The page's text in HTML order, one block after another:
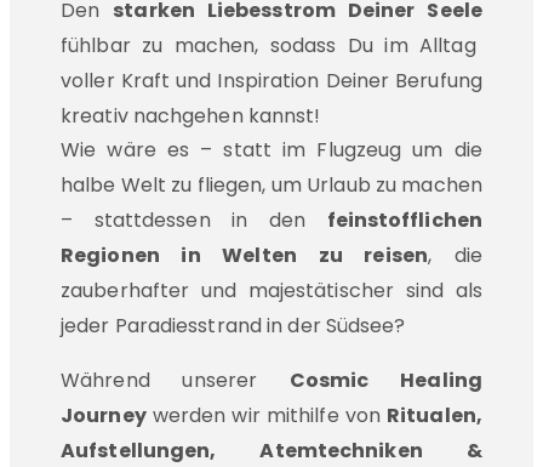
Den starken Liebesstrom Deiner Seele
fühlbar zu machen, sodass Du im Alltag
voller Kraft und Inspiration Deiner Berufung
kreativ nachgehen kannst!
Wie wäre es – statt im Flugzeug um die
halbe Welt zu fliegen, um Urlaub zu machen
– stattdessen in den feinstofflichen
Regionen in Welten zu reisen, die
zauberhafter und majestätischer sind als
jeder Paradiesstrand in der Südsee?
Während unserer Cosmic Healing
Journeywerden wir mithilfe von Ritualen,
Aufstellungen, Atemtechniken &